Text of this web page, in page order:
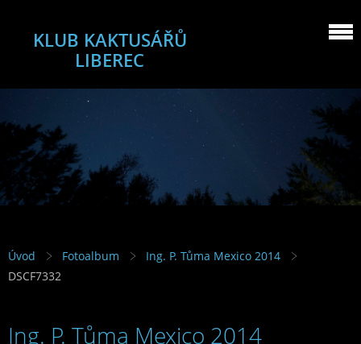
KLUB KAKTUSÁŘŮ
LIBEREC
Úvod Fotoalbum
Ing. P. Tůma Mexico 2014
DSCF7332
Ing. P. Tůma Mexico 2014